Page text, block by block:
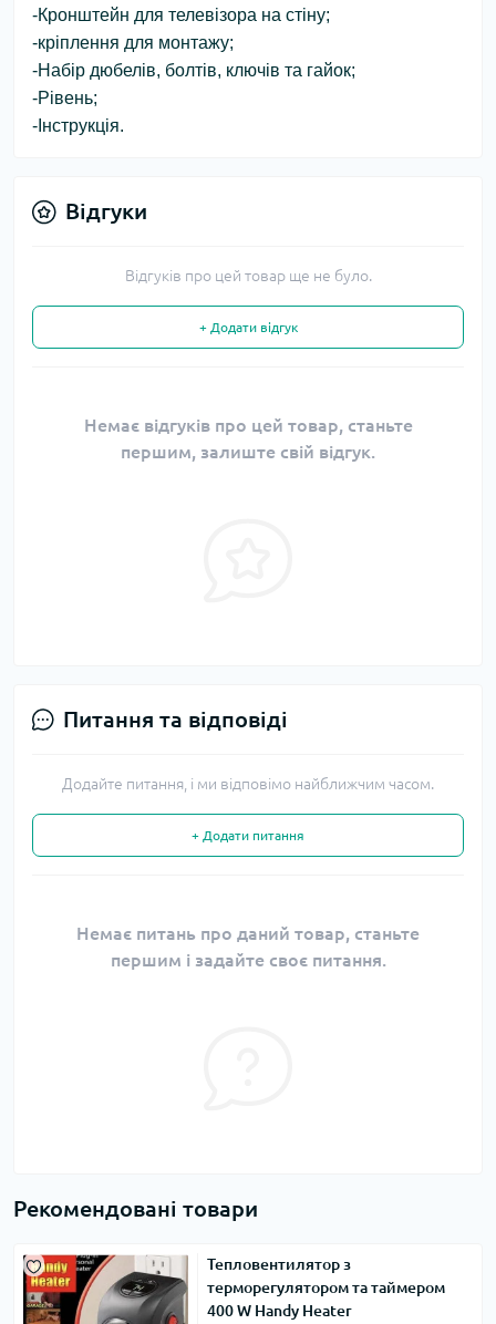
-Кронштейн для телевізора на стіну;
-кріплення для монтажу;
-Набір дюбелів, болтів, ключів та гайок;
-Рівень;
-Інструкція.
Відгуки
Відгуків про цей товар ще не було.
+ Додати відгук
Немає відгуків про цей товар, станьте
першим, залиште свій відгук.
Питання та відповіді
Додайте питання, і ми відповімо найближчим часом.
+ Додати питання
Немає питань про даний товар, станьте
першим і задайте своє питання.
Рекомендовані товари
Тепловентилятор з
терморегулятором та таймером
400 W Handy Heater